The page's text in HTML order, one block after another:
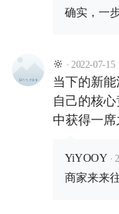
确实，一
🔆 · 2022-07-15
当下的新
自己的核
中获得一
YiYOOY ·
商家来来